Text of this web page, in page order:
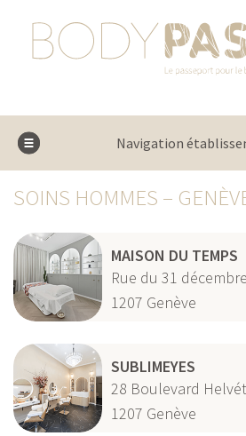
Navigation
SOINS HOMMES –
MAISON DU TEMPS
Rue du 31
1207 Genève
SUBLIMEYES
28 Boulevard
1207 Genève